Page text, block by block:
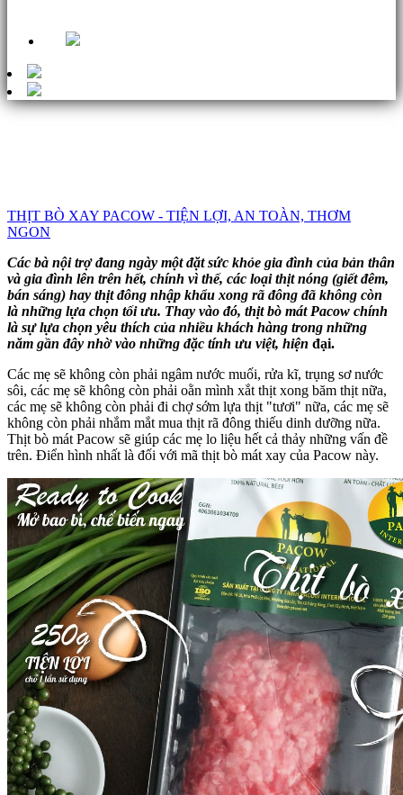
THỊT BÒ XAY PACOW - TIỆN LỢI, AN TOÀN, THƠM
NGON
Các bà nội trợ đang ngày một đặt sức khỏe gia đình của bản thân
và gia đình lên trên hết, chính vì thế, các loại thịt nóng (giết đêm,
bán sáng) hay thịt đông nhập khẩu xong rã đông đã không còn
là những lựa chọn tối ưu. Thay vào đó, thịt bò mát Pacow chính
là sự lựa chọn yêu thích của nhiều khách hàng trong những
năm gần đây nhờ vào những đặc tính ưu việt, hiện đại.
Các mẹ sẽ không còn phải ngâm nước muối, rửa kĩ, trụng sơ nước
sôi, các mẹ sẽ không còn phải oằn mình xắt thịt xong băm thịt nữa,
các mẹ sẽ không còn phải đi chợ sớm lựa thịt "tươi" nữa, các mẹ sẽ
không còn phải nhắm mắt mua thịt rã đông thiếu dinh dưỡng nữa.
Thịt bò mát Pacow sẽ giúp các mẹ lo liệu hết cả thảy những vấn đề
trên. Điển hình nhất là đối với mã thịt bò mát xay của Pacow này.